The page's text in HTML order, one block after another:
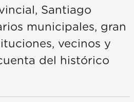
Santiago
municipales, gran
vecinos y
del histórico